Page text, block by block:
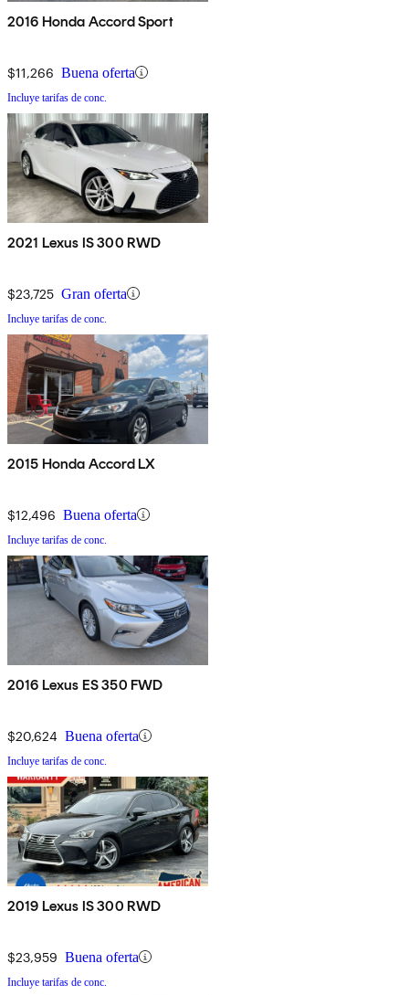
2016 Honda Accord Sport
$11,266 Buena oferta
Incluye tarifas de conc.
2021 Lexus IS 300 RWD
$23,725 Gran oferta
Incluye tarifas de conc.
2015 Honda Accord LX
$12,496 Buena oferta
Incluye tarifas de conc.
2016 Lexus ES 350 FWD
$20,624 Buena oferta
Incluye tarifas de conc.
2019 Lexus IS 300 RWD
$23,959 Buena oferta
Incluye tarifas de conc.